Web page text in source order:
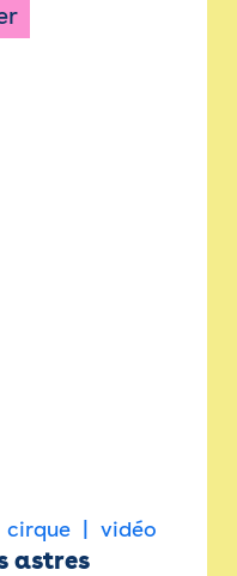
cirque vidéo
astres